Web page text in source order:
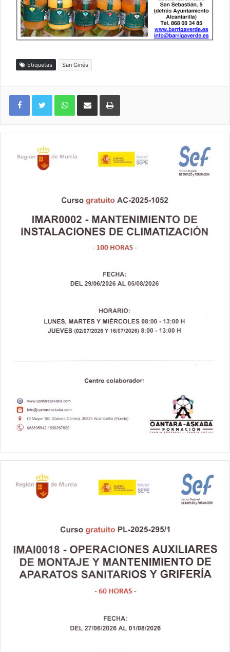
Etiquetas San Ginés
WhatsAppCompartir por correo electrónicoImprimir